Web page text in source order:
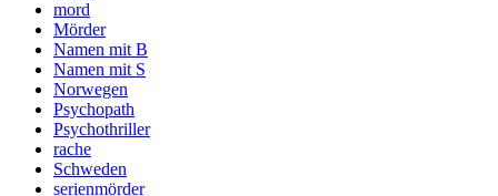
mord
Mörder
Namen mit B
Namen mit S
Norwegen
Psychopath
Psychothriller
rache
Schweden
serienmörder